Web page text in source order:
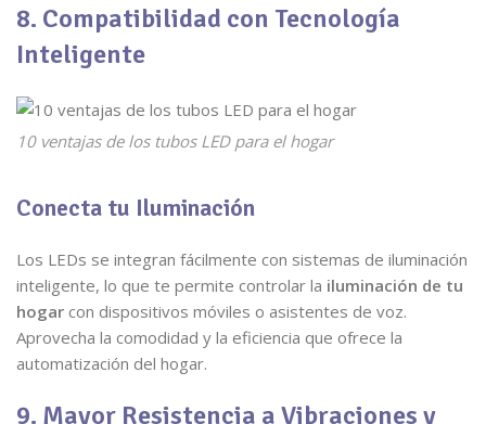
8. Compatibilidad con Tecnología
Inteligente
10 ventajas de los tubos LED para el hogar
Conecta tu Iluminación
Los LEDs se integran fácilmente con sistemas de iluminación
inteligente, lo que te permite controlar la iluminación de tu
hogar con dispositivos móviles o asistentes de voz.
Aprovecha la comodidad y la eficiencia que ofrece la
automatización del hogar.
9. Mayor Resistencia a Vibraciones y